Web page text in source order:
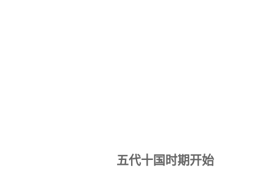
五代十国时期开始